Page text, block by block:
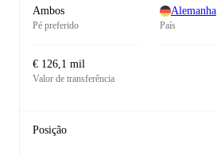
Ambos
Pé preferido
Alemanha
País
€ 126,1 mil
Valor de transferência
Posição